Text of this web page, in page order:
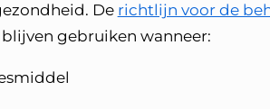
De richtlijn voor de
gebruiken wanneer: